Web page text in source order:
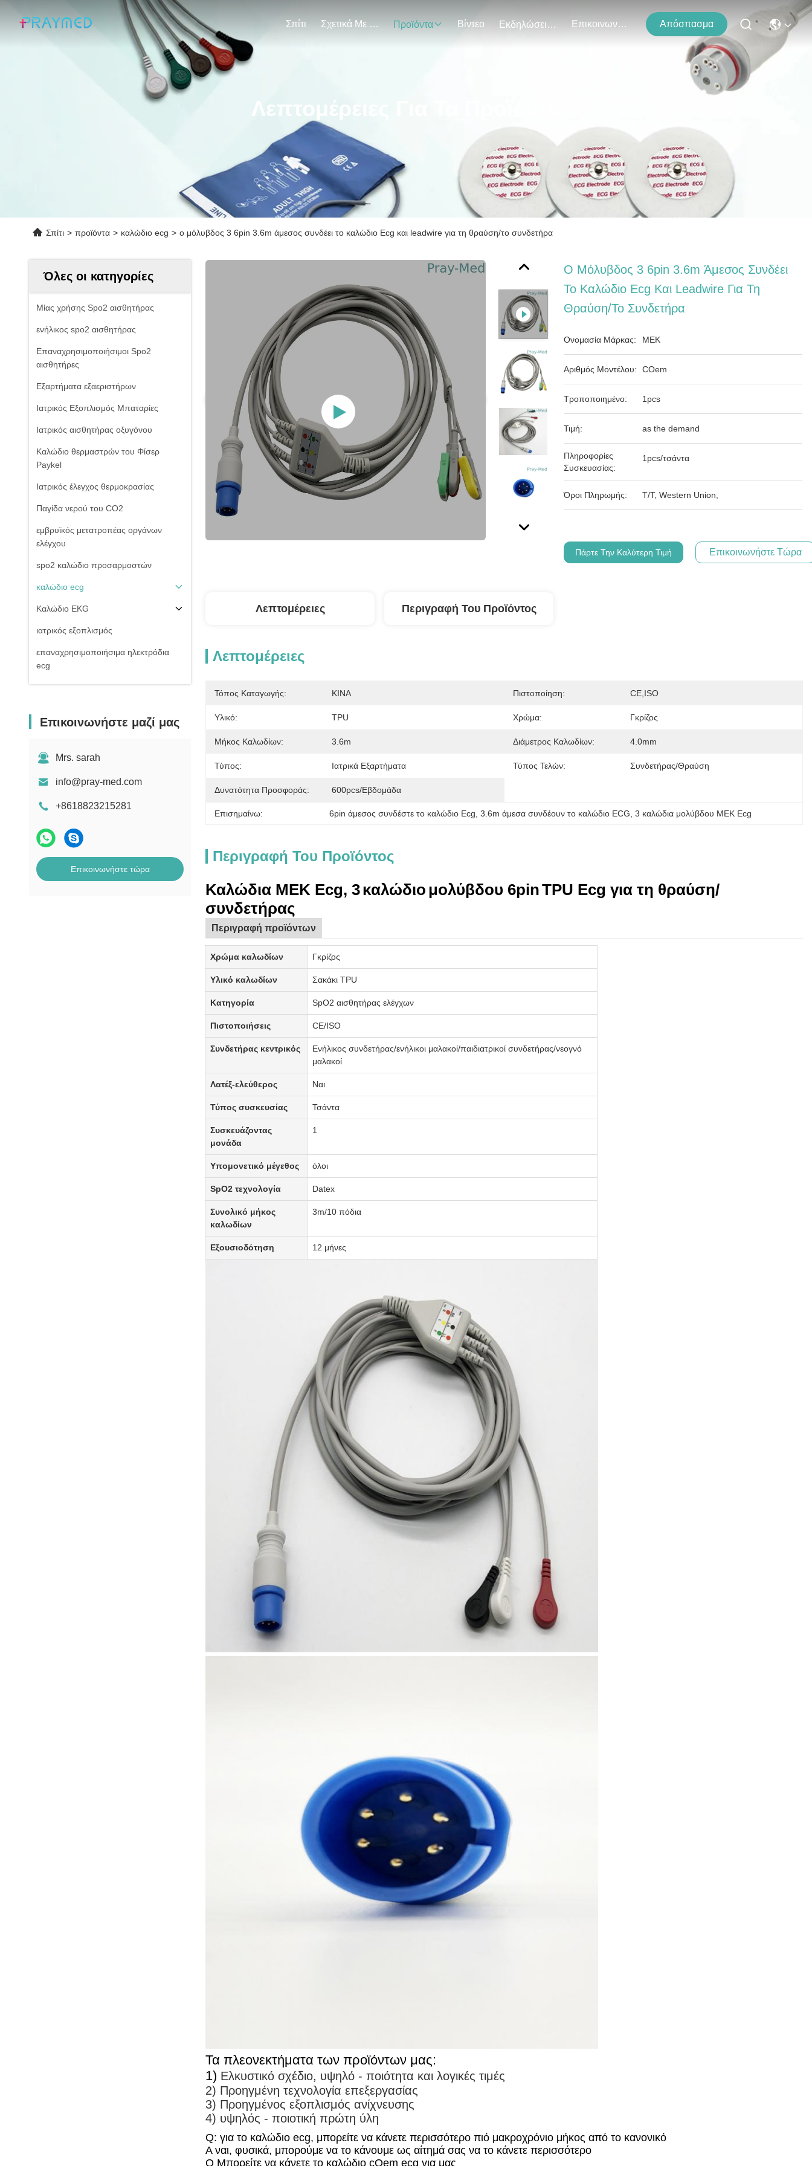
Σπίτι Σχετικά Με Εμάς Προϊόντα Βίντεο Εκδηλώσεις Επικοινωνήστε Μαζί Μας Απόσπασμα
Λεπτομέρειες Για Τα Προϊόντα
Σπίτι > προϊόντα > καλώδιο ecg > ο μόλυβδος 3 6pin 3.6m άμεσος συνδέει το καλώδιο Ecg και leadwire για τη θραύση/το συνδετήρα
Όλες οι κατηγορίες
Μίας χρήσης Spo2 αισθητήρας
ενήλικος spo2 αισθητήρας
Επαναχρησιμοποιήσιμοι Spo2
αισθητήρες
Εξαρτήματα εξαεριστήρων
Ιατρικός Εξοπλισμός Μπαταρίες
Ιατρικός αισθητήρας οξυγόνου
Καλώδιο θερμαστρών του Φίσερ
Paykel
Ιατρικός έλεγχος θερμοκρασίας
Παγίδα νερού του CO2
εμβρυϊκός μετατροπέας οργάνων
ελέγχου
spo2 καλώδιο προσαρμοστών
καλώδιο ecg
Καλώδιο EKG
ιατρικός εξοπλισμός
επαναχρησιμοποιήσιμα ηλεκτρόδια
ecg
Της εισβολής καλώδιο πίεσης του
μη της εισβολής μανσέτα πίεσης του
Εξαρτήματα εξοπλισμού
Επικοινωνήστε μαζί μας
Mrs. sarah
info@pray-med.com
+8618823215281
Επικοινωνήστε τώρα
Ο Μόλυβδος 3 6pin 3.6m Άμεσος Συνδέει
Το Καλώδιο Ecg Και Leadwire Για Τη
Θραύση/το Συνδετήρα
Ονομασία Μάρκας: MEK
Αριθμός Μοντέλου: COem
Τροποποιημένο: 1pcs
Τιμή: as the demand
Πληροφορίες
Συσκευασίας:
1pcs/τσάντα
Όροι Πληρωμής: T/T, Western Union,
Πάρτε Την Καλύτερη Τιμή Επικοινωνήστε Τώρα
Λεπτομέρειες Περιγραφή Του Προϊόντος
Λεπτομέρειες
Τόπος Καταγωγής: ΚΙΝΑ Πιστοποίηση: CE,ISO
Υλικό: TPU Χρώμα: Γκρίζος
Μήκος Καλωδίων: 3.6m Διάμετρος Καλωδίων: 4.0mm
Τύπος: Ιατρικά Εξαρτήματα Τύπος Τελών: Συνδετήρας/θραύση
Δυνατότητα Προσφοράς: 600pcs/εβδομάδα
Επισημαίνω: 6pin άμεσος συνδέστε το καλώδιο Ecg 3.6m άμεσα συνδέουν το καλώδιο ECG 3 καλώδια μολύβδου MEK Ecg
Περιγραφή Του Προϊόντος
Καλώδια MEK Ecg, 3καλώδιο μολύβδου 6pinTPU Ecg για τη θραύση/
συνδετήρας
Περιγραφή προϊόντων
Χρώμα καλωδίων Γκρίζος
Υλικό καλωδίων Σακάκι TPU
Κατηγορία SpO2 αισθητήρας ελέγχων
Πιστοποιήσεις CE/ISO
Συνδετήρας κεντρικός
Ενήλικος συνδετήρας/ενήλικοι μαλακοί/παιδιατρικοί συνδετήρας/νεογνό
μαλακοί
Λατέξ-ελεύθερος Ναι
Τύπος συσκευσίας Τσάντα
Συσκευάζοντας
μονάδα
1
Υπομονετικό μέγεθος όλοι
SpO2 τεχνολογία Datex
Συνολικό μήκος
καλωδίων
3m/10 πόδια
Εξουσιοδότηση 12 μήνες
Τα πλεονεκτήματα των προϊόντων μας:
1) Ελκυστικό σχέδιο, υψηλό - ποιότητα και λογικές τιμές
2) Προηγμένη τεχνολογία επεξεργασίας
3) Προηγμένος εξοπλισμός ανίχνευσης
4) υψηλός - ποιοτική πρώτη ύλη
Q: για το καλώδιο ecg, μπορείτε να κάνετε περισσότερο πιό μακροχρόνιο μήκος από το κανονικό
Α ναι, φυσικά, μπορούμε να το κάνουμε ως αίτημά σας να το κάνετε περισσότερο
Q Μπορείτε να κάνετε το καλώδιο cOem ecg για μας